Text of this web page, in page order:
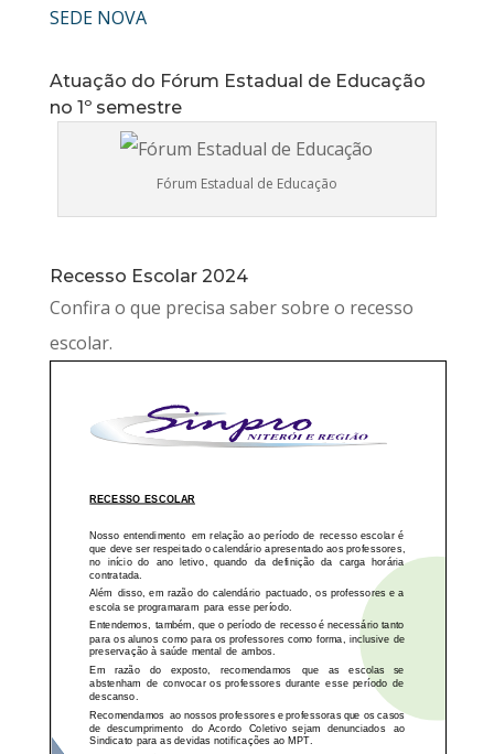
Atuação do Fórum Estadual de Educação
no 1º semestre
Fórum Estadual de Educação
Recesso Escolar 2024
Confira o que precisa saber sobre o recesso
escolar.